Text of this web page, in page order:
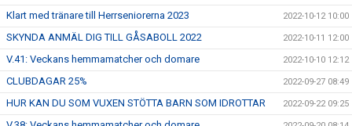
Klart med tränare till Herrseniorerna 2023 2022-10-12 10:00
SKYNDA ANMÄL DIG TILL GÅSABOLL 2022 2022-10-11 12:00
V.41: Veckans hemmamatcher och domare 2022-10-10 12:12
CLUBDAGAR 25% 2022-09-27 08:49
HUR KAN DU SOM VUXEN STÖTTA BARN SOM IDROTTAR 2022-09-22 09:25